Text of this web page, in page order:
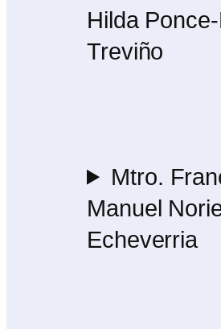
Hilda
Treviño
Mtro.
Manuel
Echeverria